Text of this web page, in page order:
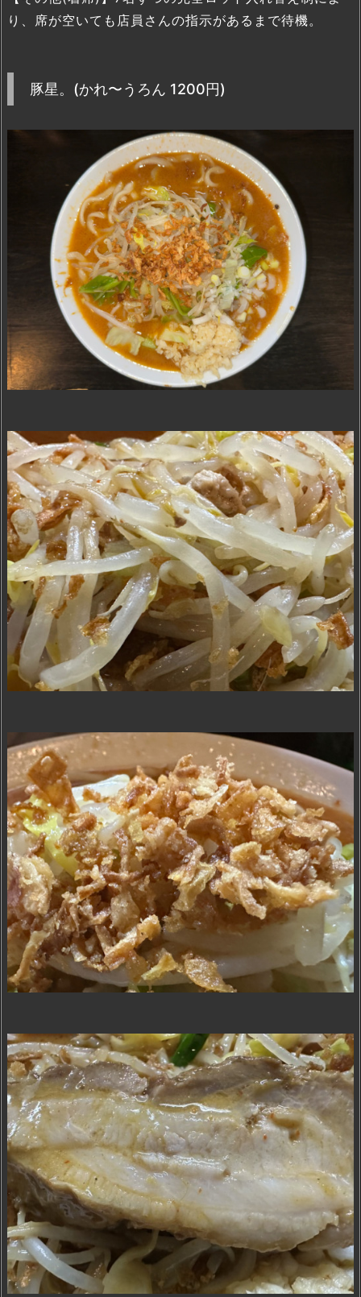
り、席が空いても店員さんの指示があるまで待機。
豚星。(かれ〜うろん 1200円)